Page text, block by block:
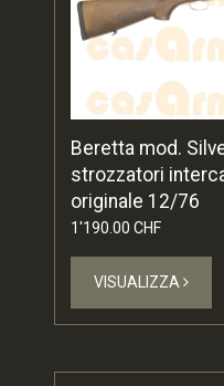
Beretta mod.
strozzatori
originale 12/76
1'190.00 CHF
VISUALIZZA